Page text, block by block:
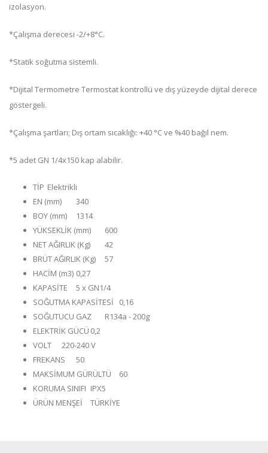
izolasyon.
*Çalışma derecesi -2/+8°C.
*Statik soğutma sistemli.
*Dijital Termometre Termostat kontrollü ve dış yüzeyde dijital derece
göstergeli.
*Çalışma şartları; Dış ortam sıcaklığı: +40 °C ve %40 bağıl nem.
*5 adet GN 1/4x150 kap alabilir.
TİP Elektrikli
EN (mm)
340
BOY (mm)
1314
YÜKSEKLİK (mm)
600
NET AĞIRLIK (Kg)
42
BRÜT AĞIRLIK (Kg)
57
HACİM (m3) 0,27
KAPASİTE
5 x GN1/4
SOĞUTMA KAPASİTESİ
0,16
SOĞUTUCU GAZ
R134a - 200g
ELEKTRİK GÜCÜ 0,2
VOLT
220-240 V
FREKANS
50
MAKSİMUM GÜRÜLTÜ
60
KORUMA SINIFI IPX5
ÜRÜN MENŞEİ
TÜRKİYE